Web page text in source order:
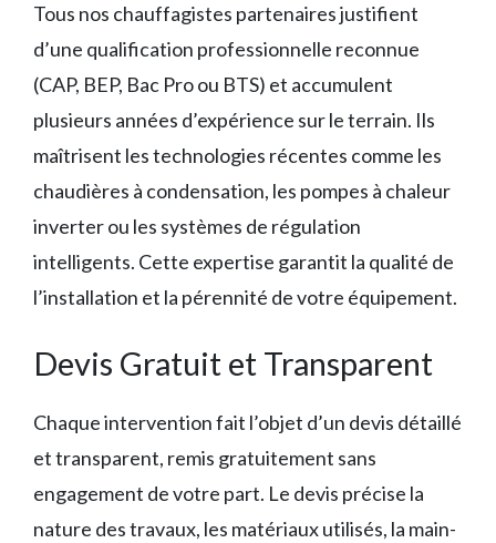
Tous nos chauffagistes partenaires justifient
d’une qualification professionnelle reconnue
(CAP, BEP, Bac Pro ou BTS) et accumulent
plusieurs années d’expérience sur le terrain. Ils
maîtrisent les technologies récentes comme les
chaudières à condensation, les pompes à chaleur
inverter ou les systèmes de régulation
intelligents. Cette expertise garantit la qualité de
l’installation et la pérennité de votre équipement.
Devis Gratuit et Transparent
Chaque intervention fait l’objet d’un devis détaillé
et transparent, remis gratuitement sans
engagement de votre part. Le devis précise la
nature des travaux, les matériaux utilisés, la main-